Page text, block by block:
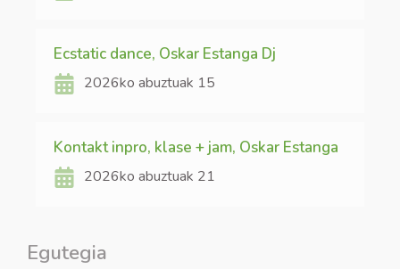
Ecstatic dance, Oskar Estanga Dj
2026ko abuztuak 15
Kontakt inpro, klase + jam, Oskar Estanga
2026ko abuztuak 21
Egutegia